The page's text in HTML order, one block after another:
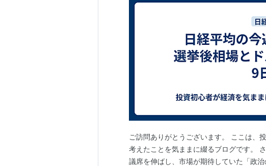
ご訪問ありがとうございます。 ここは、
考えたことを気ままに綴るブログです。
議席を伸ばし、市場が期待していた「政